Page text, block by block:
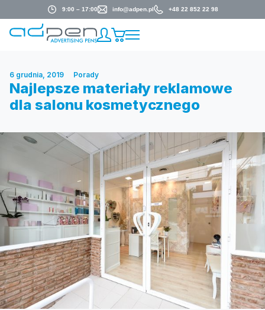
9:00 – 17:00 info@adpen.pl +48 22 852 22 98
6 grudnia, 2019 Porady
Najlepsze materiały reklamowe
dla salonu kosmetycznego